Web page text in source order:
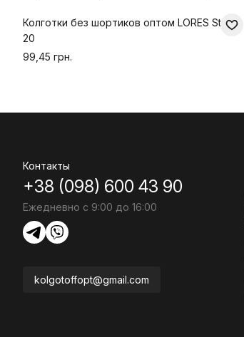
Колготки без шортиков оптом LORES Stella
20
99,45 грн.
Контакты
+38 (098) 600 43 90
Ежедневно с 9:00 до 16:00
kolgotoffopt@gmail.com